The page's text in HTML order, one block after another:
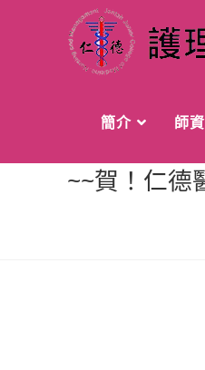
簡介 師
~~賀！仁德